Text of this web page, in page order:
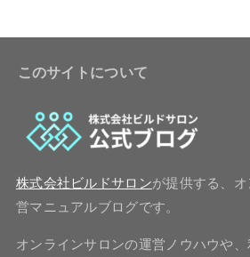
このサイトについて
株式会社ビルドサロンが提供する、
営マニュアルブログです。
オンラインサロンの運営ノウハウや